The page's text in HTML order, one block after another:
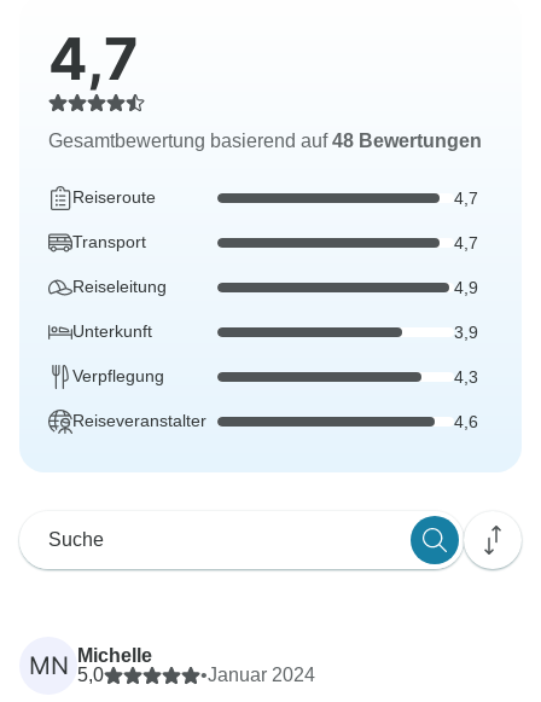
4,7
Gesamtbewertung basierend auf48 Bewertungen
Reiseroute 4,7
Transport 4,7
Reiseleitung 4,9
Unterkunft 3,9
Verpflegung 4,3
Reiseveranstalter 4,6
MN
Michelle
5,0
•Januar 2024